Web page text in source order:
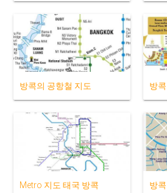
방콕의 공항철 지도 방
Metro 지도 태국 방콕